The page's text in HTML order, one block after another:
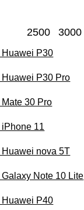
2500 3000
Huawei P30
P30 Pro
30 Pro
11
nova 5T
Note 10 Lite
Huawei P40